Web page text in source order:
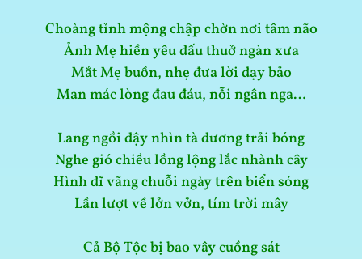
Choàng tỉnh mộng chập chờn nơi tâm não
Ảnh Mẹ hiền yêu dấu thuở ngàn xưa
Mắt Mẹ buồn, nhẹ đưa lời dạy bảo
Man mác lòng đau đáu, nỗi ngân nga…
Lang ngồi dậy nhìn tà dương trải bóng
Nghe gió chiều lồng lộng lắc nhành cây
Hình dĩ vãng chuỗi ngày trên biển sóng
Lần lượt về lởn vởn, tím trời mây
Cả Bộ Tộc bị bao vây cuồng sát